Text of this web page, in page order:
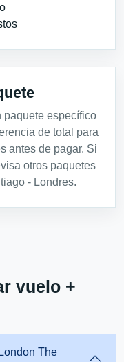
paquete específico
de total para
antes de pagar. Si
otros paquetes
- Londres.
vuelo +
The